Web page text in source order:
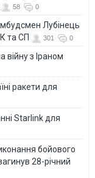
58 0
Лубінець
та СП
301 0
з Іраном
ракети для
Starlink для
бойового
28-річний